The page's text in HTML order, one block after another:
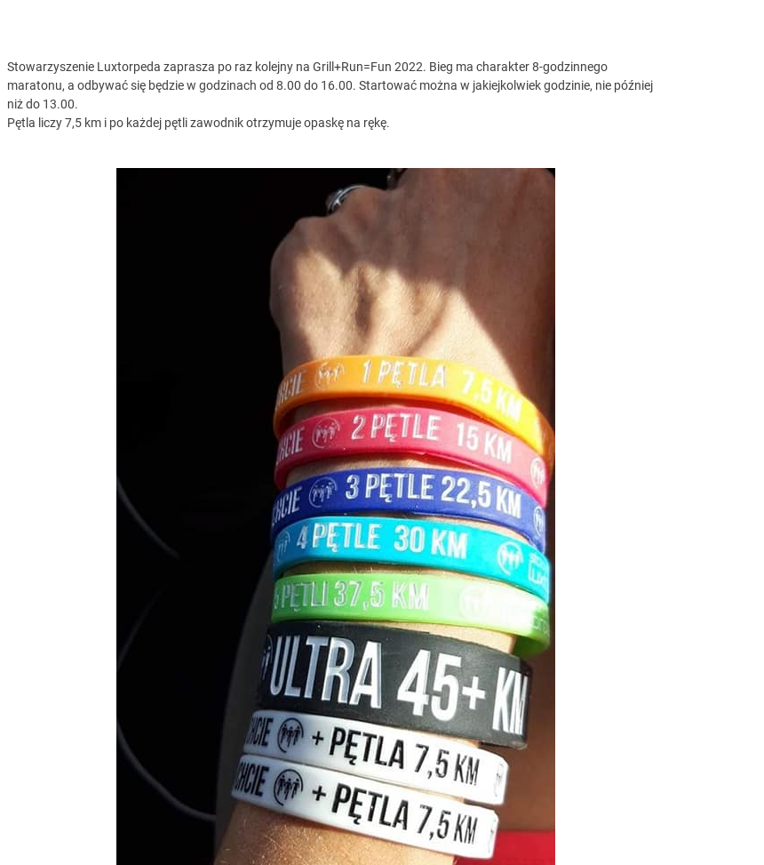
Stowarzyszenie Luxtorpeda zaprasza po raz kolejny na Grill+Run=Fun 2022. Bieg ma charakter 8-godzinnego
maratonu, a odbywać się będzie w godzinach od 8.00 do 16.00. Startować można w jakiejkolwiek godzinie, nie później
niż do 13.00.
Pętla liczy 7,5 km i po każdej pętli zawodnik otrzymuje opaskę na rękę.